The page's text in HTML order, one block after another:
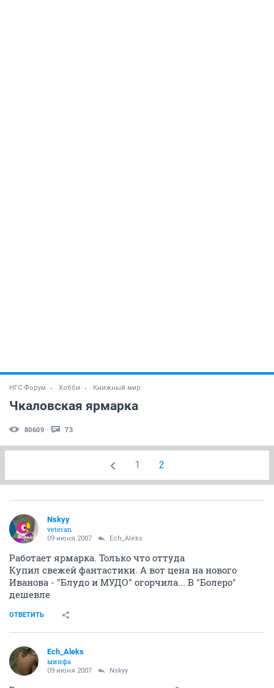
НГС.Форум Хобби Книжный мир
Чкаловская ярмарка
80609 73
1 2
Nskyy
veteran
09 июня 2007 Ech_Aleks
Работает ярмарка. Только что оттуда
Купил свежей фантастики. А вот цена на нового
Иванова - "Блудо и МУДО" огорчила... В "Болеро"
дешевле
ОТВЕТИТЬ
Ech_Aleks
минфа
09 июня 2007 Nskyy